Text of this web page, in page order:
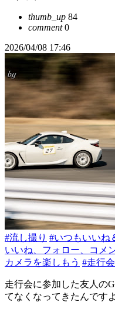
thumb_up 84
comment0
2026/04/08 17:46
#流し撮り #いつもいいね
いいね、フォロー、コメ
カメラを楽しもう #走行会
走行会に参加した友人の
てなくなってきたんです